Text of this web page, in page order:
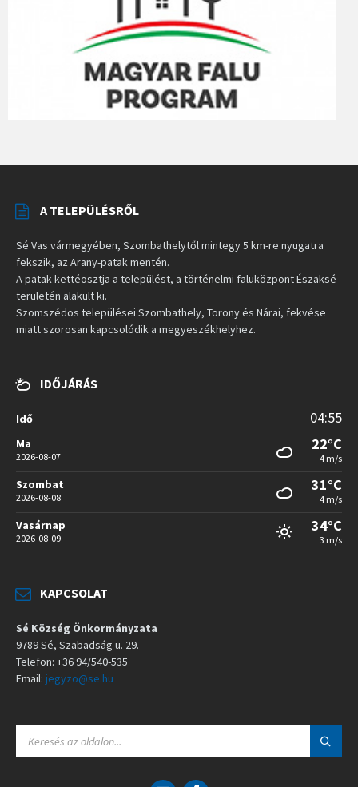
A TELEPÜLÉSRŐL
Sé Vas vármegyében, Szombathelytől mintegy 5 km-re nyugatra
fekszik, az Arany-patak mentén.
A patak kettéosztja a települést, a történelmi faluközpont Északsé
területén alakult ki.
Szomszédos települései Szombathely, Torony és Nárai, fekvése
miatt szorosan kapcsolódik a megyeszékhelyhez.
IDŐJÁRÁS
Idő 04:55
Ma
2026-08-07
22°C
4 m/s
Szombat
2026-08-08
31°C
4 m/s
Vasárnap
2026-08-09
34°C
3 m/s
KAPCSOLAT
Sé Község Önkormányzata
9789 Sé, Szabadság u. 29.
Telefon: +36 94/540-535
Email: jegyzo@se.hu
A